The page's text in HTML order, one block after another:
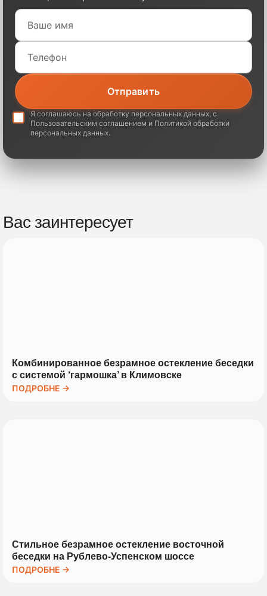
Я соглашаюсь на обработкуперсональных данных, с
Пользовательским соглашением и Политикой обработки
персональных данных.
Вас заинтересует
Комбинированное безрамное остекление беседки
с системой ‘гармошка’ в Климовске
ПОДРОБНЕ →
Стильное безрамное остекление восточной
беседки на Рублево-Успенском шоссе
ПОДРОБНЕ →